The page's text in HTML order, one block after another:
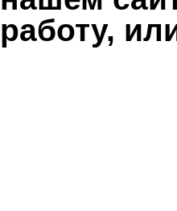
работу,